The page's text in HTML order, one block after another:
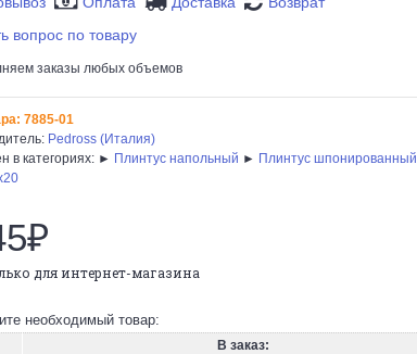
вопрос по товару
заказы любых объемов
7885-01
Pedross (Италия)
в категориях: ► Плинтус напольный ► Плинтус шпонированный
для интернет-магазина
необходимый товар:
В заказ: